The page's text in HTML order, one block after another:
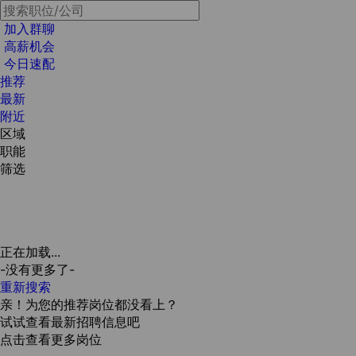
加入群聊
高薪机会
今日速配
推荐
最新
附近
区域
职能
筛选
正在加载...
-没有更多了-
重新搜索
亲！为您的推荐岗位都没看上？
试试查看最新招聘信息吧
点击查看更多岗位